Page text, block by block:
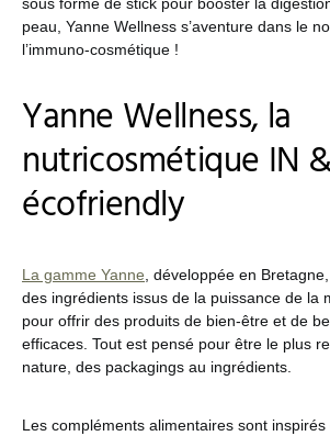
sous forme de stick pour booster la
peau, Yanne Wellness s’aventure dans le
l’immuno-cosmétique !
Yanne Wellness, la
nutricosmétique IN
écofriendly
La gamme Yanne, développée en
des ingrédients issus de la puissance de la
pour offrir des produits de bien-être et de
efficaces. Tout est pensé pour être le plus
nature, des packagings au ingrédients.
Les compléments alimentaires sont